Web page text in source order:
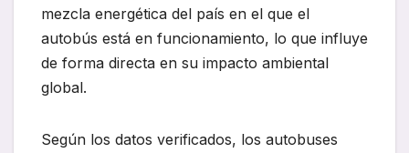
mezcla energética del país en el que el
autobús está en funcionamiento, lo que influye
de forma directa en su impacto ambiental
global.
Según los datos verificados, los autobuses